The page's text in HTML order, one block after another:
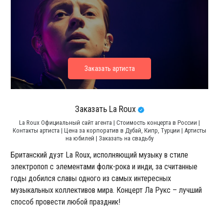
Заказать La Roux
La Roux Официальный сайт агента | Стоимость концерта в России |
Контакты артиста | Цена за корпоратив в Дубай, Кипр, Турции | Артисты
на юбилей | Заказать на свадьбу
Британский дуэт La Roux, исполняющий музыку в стиле
электропоп с элементами фолк-рока и инди, за считанные
годы добился славы одного из самых интересных
музыкальных коллективов мира. Концерт Ла Рукс – лучший
способ провести любой праздник!